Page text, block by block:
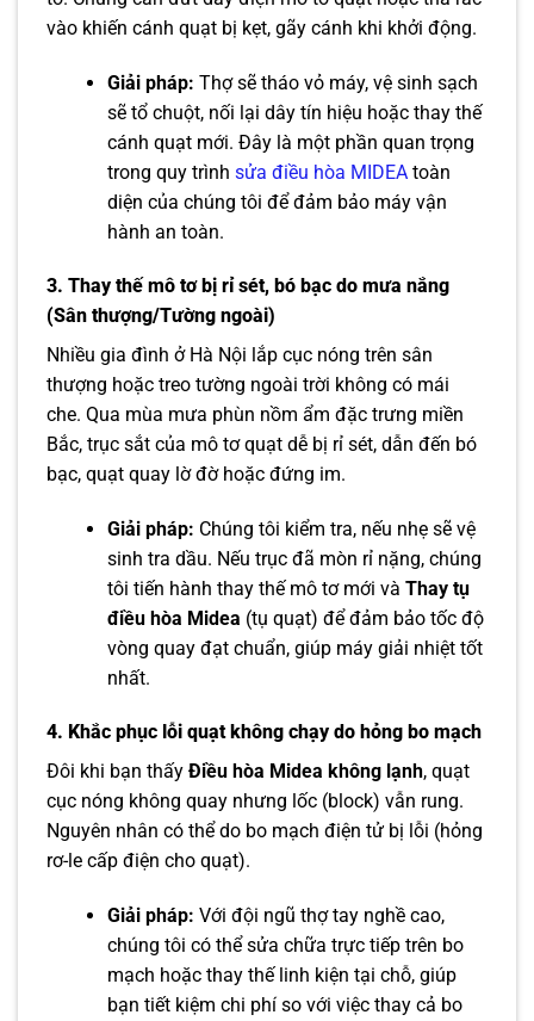
vào khiến cánh quạt bị kẹt, gãy cánh khi khởi động.
Giải pháp: Thợ sẽ tháo vỏ máy, vệ sinh sạch
sẽ tổ chuột, nối lại dây tín hiệu hoặc thay thế
cánh quạt mới. Đây là một phần quan trọng
trong quy trình sửa điều hòa MIDEAtoàn
diện của chúng tôi để đảm bảo máy vận
hành an toàn.
3. Thay thế mô tơ bị rỉ sét, bó bạc do mưa nắng
(Sân thượng/Tường ngoài)
Nhiều gia đình ở Hà Nội lắp cục nóng trên sân
thượng hoặc treo tường ngoài trời không có mái
che. Qua mùa mưa phùn nồm ẩm đặc trưng miền
Bắc, trục sắt của mô tơ quạt dễ bị rỉ sét, dẫn đến bó
bạc, quạt quay lờ đờ hoặc đứng im.
Giải pháp: Chúng tôi kiểm tra, nếu nhẹ sẽ vệ
sinh tra dầu. Nếu trục đã mòn rỉ nặng, chúng
tôi tiến hành thay thế mô tơ mới và Thay tụ
điều hòa Midea (tụ quạt) để đảm bảo tốc độ
vòng quay đạt chuẩn, giúp máy giải nhiệt tốt
nhất.
4. Khắc phục lỗi quạt không chạy do hỏng bo mạch
Đôi khi bạn thấy Điều hòa Midea không lạnh, quạt
cục nóng không quay nhưng lốc (block) vẫn rung.
Nguyên nhân có thể do bo mạch điện tử bị lỗi (hỏng
rơ-le cấp điện cho quạt).
Giải pháp: Với đội ngũ thợ tay nghề cao,
chúng tôi có thể sửa chữa trực tiếp trên bo
mạch hoặc thay thế linh kiện tại chỗ, giúp
bạn tiết kiệm chi phí so với việc thay cả bo